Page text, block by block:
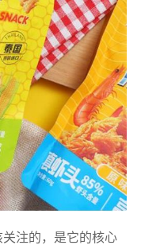
关注的，是它的核心